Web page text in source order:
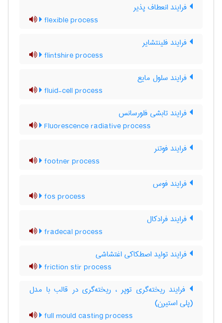
فرایند انعطاف پذیر
flexible process
فرایند فلینتشایر
flintshire process
فرایند سلول مایع
fluid-cell process
فرایند تابشی فلورسانس
Fluorescence radiative process
فرایند فوتنر
footner process
فرایند فوس
fos process
فرایند فرادکال
fradecal process
فرایند تولید اصطکاکی اغتشاشی
friction stir process
فرایند ریخته‌گری توپر ، ریخته‌گری در قالب با مدل
(پلی استیرن)
full mould casting process